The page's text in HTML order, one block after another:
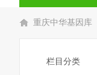
重庆中华基因库
栏目分类